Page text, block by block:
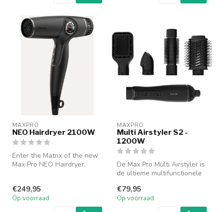
MAXPRO
NEO Hairdryer 2100W
Enter the Matrix of the new
Max Pro NEO Hairdryer.
maak...
€249,95
Op voorraad
MAXPRO
Multi Airstyler S2 -
1200W
De Max Pro Multi Airstyler is
de ultieme multifunctionele
€79,95
Op voorraad